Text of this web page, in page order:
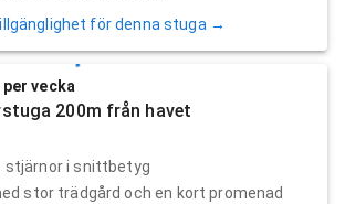
för denna stuga →
per vecka
200m från havet
stjärnor i snittbetyg
stor trädgård och en kort promenad